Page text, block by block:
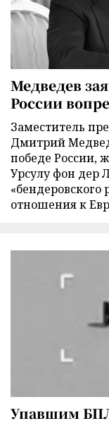
Медведев
России
Заместитель
Дмитрий
победе России,
Урсулу фон дер
«бендеровского
отношения к
Упавшим